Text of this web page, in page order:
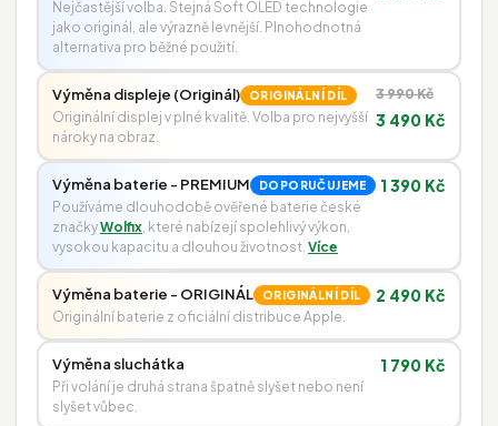
Nejčastější volba. Stejná Soft OLED technologie
jako originál, ale výrazně levnější. Plnohodnotná
alternativa pro běžné použití.
Výměna displeje (Originál) ORIGINÁLNÍ DÍL
Originální displej v plné kvalitě. Volba pro nejvyšší
nároky na obraz.
3 990 Kč
3 490 Kč
Výměna baterie - PREMIUM DOPORUČUJEME
Používáme dlouhodobě ověřené baterie české
značkyWolfix, které nabízejí spolehlivý výkon,
vysokou kapacitu a dlouhou životnost. Více
1 390 Kč
Výměna baterie - ORIGINÁL ORIGINÁLNÍ DÍL
Originální baterie z oficiální distribuce Apple.
2 490 Kč
Výměna sluchátka
Při volání je druhá strana špatně slyšet nebo není
slyšet vůbec.
1 790 Kč